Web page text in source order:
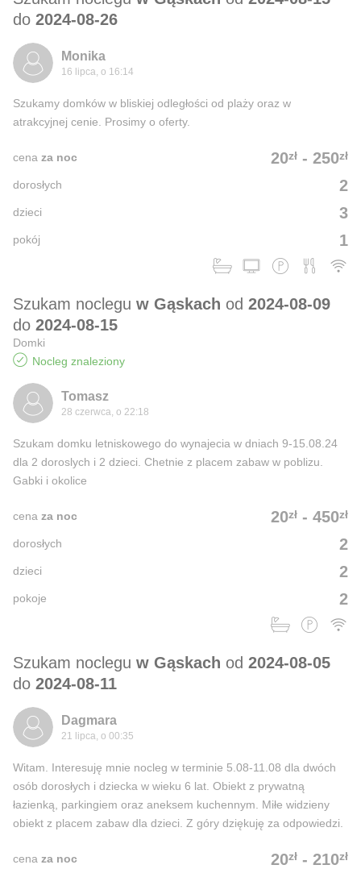
do 2024-08-26
Monika
16 lipca, o 16:14
Szukamy domków w bliskiej odległości od plaży oraz w
atrakcyjnej cenie. Prosimy o oferty.
20zł - 250zł
cena za noc
2
dorosłych
3
dzieci
1
pokój
Szukam noclegu w Gąskach od 2024-08-09
do 2024-08-15
Domki
Nocleg znaleziony
Tomasz
28 czerwca, o 22:18
Szukam domku letniskowego do wynajecia w dniach 9-15.08.24
dla 2 doroslych i 2 dzieci. Chetnie z placem zabaw w poblizu.
Gabki i okolice
20zł - 450zł
cena za noc
2
dorosłych
2
dzieci
2
pokoje
Szukam noclegu w Gąskach od 2024-08-05
do 2024-08-11
Dagmara
21 lipca, o 00:35
Witam. Interesuję mnie nocleg w terminie 5.08-11.08 dla dwóch
osób dorosłych i dziecka w wieku 6 lat. Obiekt z prywatną
łazienką, parkingiem oraz aneksem kuchennym. Miłe widzieny
obiekt z placem zabaw dla dzieci. Z góry dziękuję za odpowiedzi.
20zł - 210zł
cena za noc